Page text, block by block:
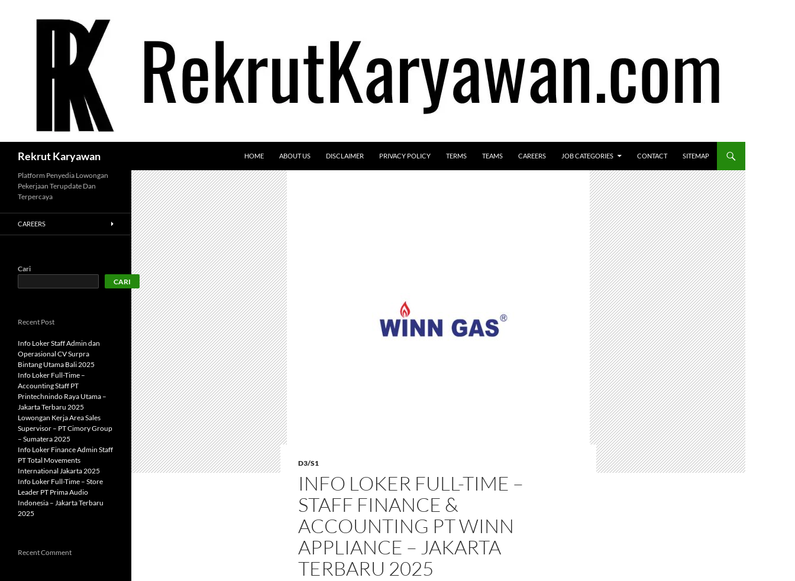
Rekrut Karyawan HOME ABOUT US DISCLAIMER PRIVACY POLICY TERMS TEAMS CAREERS JOB CATEGORIES CONTACT SITEMAP
D3/S1
INFO LOKER FULL-TIME –
STAFF FINANCE &
ACCOUNTING PT WINN
APPLIANCE – JAKARTA
TERBARU 2025
Platform Penyedia Lowongan
Pekerjaan Terupdate Dan
Terpercaya
CAREERS
Cari
CARI
Recent Post
Info Loker Staff Admin dan
Operasional CV Surpra
Bintang Utama Bali 2025
Info Loker Full-Time –
Accounting Staff PT
Printechnindo Raya Utama –
Jakarta Terbaru 2025
Lowongan Kerja Area Sales
Supervisor – PT Cimory Group
– Sumatera 2025
Info Loker Finance Admin Staff
PT Total Movements
International Jakarta 2025
Info Loker Full-Time – Store
Leader PT Prima Audio
Indonesia – Jakarta Terbaru
2025
Recent Comment